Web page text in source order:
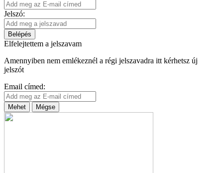
Jelszó:
Belépés
Elfelejtettem a jelszavam
Amennyiben nem emlékeznél a régi jelszavadra itt kérhetsz új
jelszót
Email címed:
Mehet Mégse